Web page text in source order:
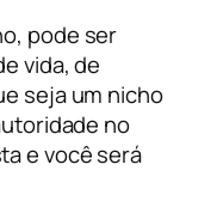
pode ser
vida, de
seja um nicho
no
e você será